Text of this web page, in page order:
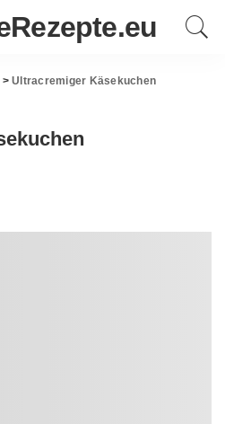
>Ultracremiger Käsekuchen